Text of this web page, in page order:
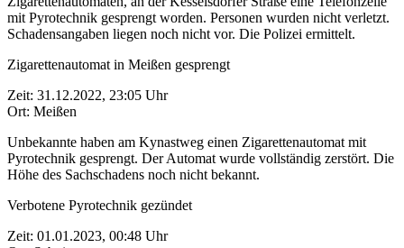
mit Pyrotechnik gesprengt worden. Personen wurden nicht verletzt.
Schadensangaben liegen noch nicht vor. Die Polizei ermittelt.
Zigarettenautomat in Meißen gesprengt
Zeit: 31.12.2022, 23:05 Uhr
Ort: Meißen
Unbekannte haben am Kynastweg einen Zigarettenautomat mit
Pyrotechnik gesprengt. Der Automat wurde vollständig zerstört. Die
Höhe des Sachschadens noch nicht bekannt.
Verbotene Pyrotechnik gezündet
Zeit: 01.01.2023, 00:48 Uhr